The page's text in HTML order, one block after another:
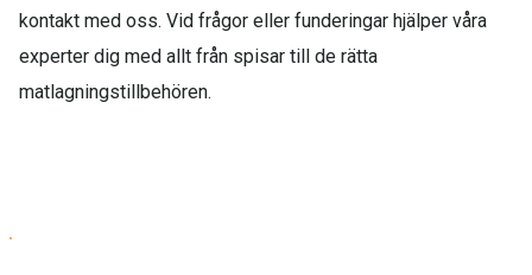
kontakt med oss. Vid frågor eller funderingar hjälper våra
experter dig med allt från spisar till de rätta
matlagningstillbehören.